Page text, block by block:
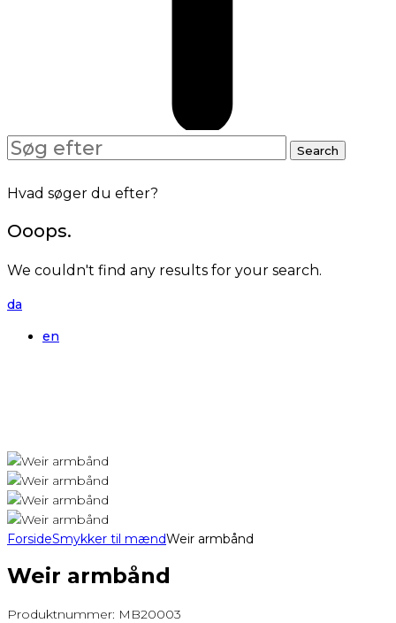
Search
for:
Search
Hvad søger du efter?
Ooops.
We couldn't find any results for your search.
da
en
ForsideSmykker til mændWeir armbånd
Weir armbånd
Produktnummer: MB20003